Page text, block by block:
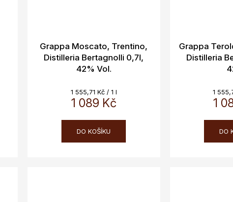
Grappa Moscato, Trentino,
Distilleria Bertagnolli 0,7l,
42% Vol.
1 089 Kč
Měrná
cena:
1 555,71 Kč / 1 l
DO KOŠÍKU
Grappa
Distilleria
1
Měrná
cena:
1
DO